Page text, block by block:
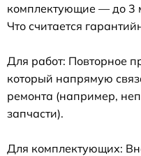
комплектующие — до 3
Что считается
Для работ: Повторное
который напрямую
ремонта (например,
запчасти).
Для комплектующих: